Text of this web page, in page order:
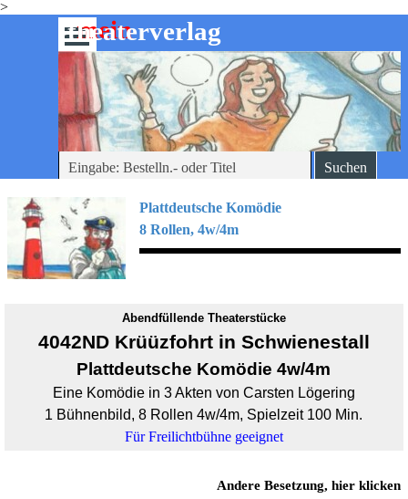
>
Direkt zum Seiteninhalt
-theaterverlag
mein
Menü überspringen
Suchen
Plattdeutsche Komödie
8 Rollen, 4w/4m
Abendfüllende Theaterstücke
4042ND Krüüzfohrt in Schwienestall
Plattdeutsche Komödie 4w/4m
Eine Komödie in 3 Akten von Carsten Lögering
1 Bühnenbild, 8 Rollen 4w/4m, Spielzeit 100 Min.
Für Freilichtbühne geeignet
Andere Besetzung, hier klicken